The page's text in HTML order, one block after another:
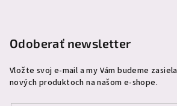
Odoberať newsletter
Vložte svoj e-mail a my Vám budeme
nových produktoch na našom e-shope.